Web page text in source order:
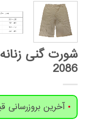
شورت گنی
2086
آخرین بروزرسانی قیمت: 1